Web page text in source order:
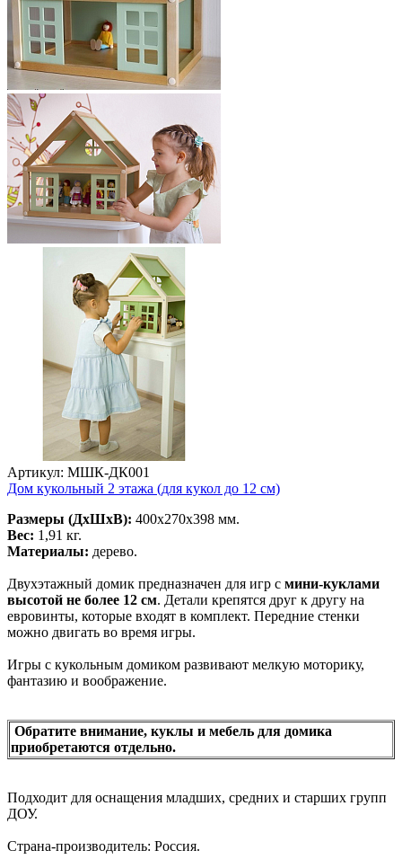
Артикул: МШК-ДК001
Дом кукольный 2 этажа (для кукол до 12 см)
Размеры (ДхШхВ): 400х270х398 мм.
Вес: 1,91 кг.
Материалы: дерево.
Двухэтажный домик предназначен для игр с мини-куклами
высотой не более 12 см. Детали крепятся друг к другу на
евровинты, которые входят в комплект. Передние стенки
можно двигать во время игры.
Игры с кукольным домиком развивают мелкую моторику,
фантазию и воображение.
Обратите внимание, куклы и мебель для домика
приобретаются отдельно.
Подходит для оснащения младших, средних и старших групп
ДОУ.
Страна-производитель: Россия.